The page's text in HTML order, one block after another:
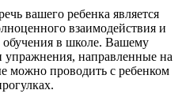
вашего ребенка является
взаимодействия и
обучения в школе. Вашему
направленные на
можно проводить с ребенком